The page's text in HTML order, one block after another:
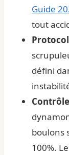
Guide
tout
défini
boulons
100%.